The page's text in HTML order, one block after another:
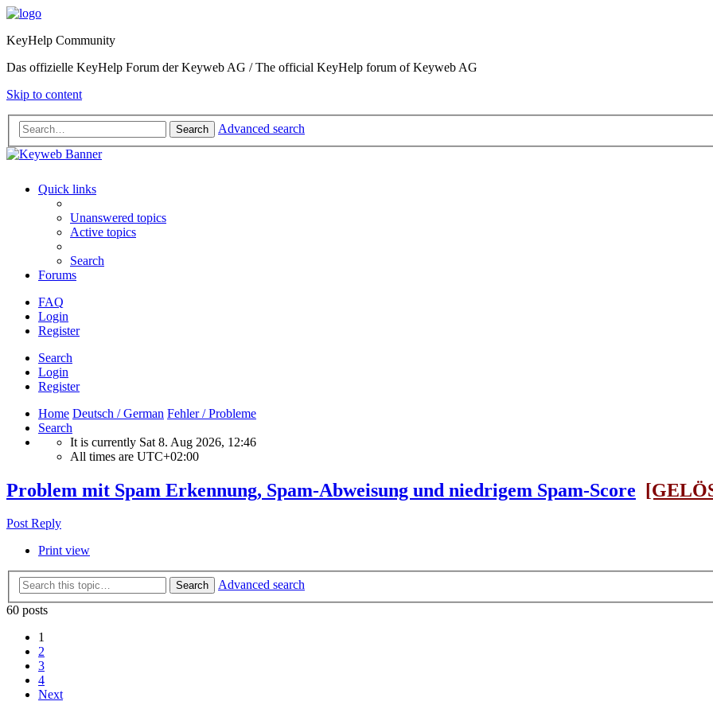
KeyHelp Community
Das offizielle KeyHelp Forum der Keyweb AG / The official KeyHelp forum of Keyweb AG
Skip to content
Search Advanced search
Quick links
Unanswered topics
Active topics
Search
Forums
FAQ
Login
Register
Search
Login
Register
Home Deutsch / German Fehler / Probleme
Search
It is currently Sat 8. Aug 2026, 12:46
All times are UTC+02:00
Problem mit Spam Erkennung, Spam-Abweisung und niedrigem Spam-Score
Post Reply
Print view
Search
Advanced search
60 posts
1
2
3
4
Next